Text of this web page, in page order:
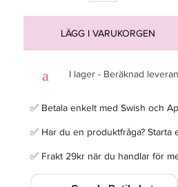
Flex 100ml - Hårspray
LÄGG I VARUKORGEN
I lager - Beräknad
✅ Betala enkelt med Swish och
✅ Har du en produktfråga? Starta
✅ Frakt 29kr när du handlar för